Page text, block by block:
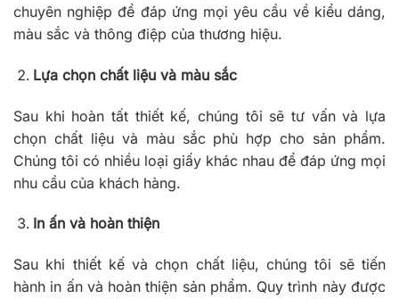
chuyên nghiệp để đáp ứng mọi yêu cầu về kiểu dáng,
màu sắc và thông điệp của thương hiệu.
Lựa chọn chất liệu và màu sắc
Sau khi hoàn tất thiết kế, chúng tôi sẽ tư vấn và lựa
chọn chất liệu và màu sắc phù hợp cho sản phẩm.
Chúng tôi có nhiều loại giấy khác nhau để đáp ứng mọi
nhu cầu của khách hàng.
In ấn và hoàn thiện
Sau khi thiết kế và chọn chất liệu, chúng tôi sẽ tiến
hành in ấn và hoàn thiện sản phẩm. Quy trình này được